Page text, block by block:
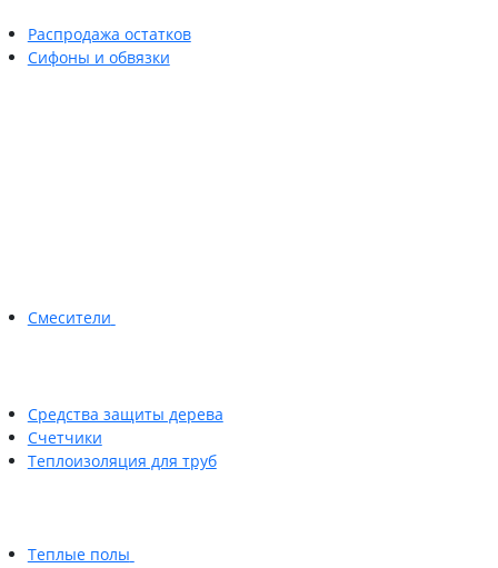
Распродажа остатков
Сифоны и обвязки
Смесители
Средства защиты дерева
Счетчики
Теплоизоляция для труб
Теплые полы